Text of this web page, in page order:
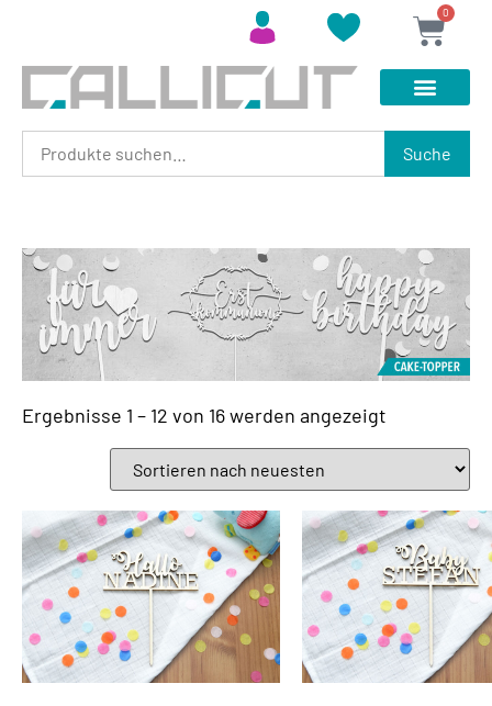
0
Suche
Ergebnisse 1 – 12 von 16 werden angezeigt